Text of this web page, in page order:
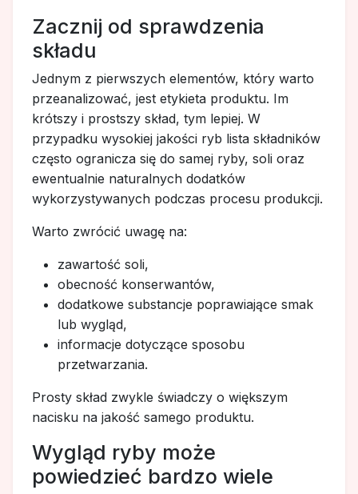
Zacznij od sprawdzenia
składu
Jednym z pierwszych elementów, który warto
przeanalizować, jest etykieta produktu. Im
krótszy i prostszy skład, tym lepiej. W
przypadku wysokiej jakości ryb lista składników
często ogranicza się do samej ryby, soli oraz
ewentualnie naturalnych dodatków
wykorzystywanych podczas procesu produkcji.
Warto zwrócić uwagę na:
zawartość soli,
obecność konserwantów,
dodatkowe substancje poprawiające smak
lub wygląd,
informacje dotyczące sposobu
przetwarzania.
Prosty skład zwykle świadczy o większym
nacisku na jakość samego produktu.
Wygląd ryby może
powiedzieć bardzo wiele